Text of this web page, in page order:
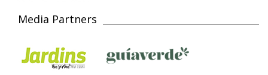
Media Partners